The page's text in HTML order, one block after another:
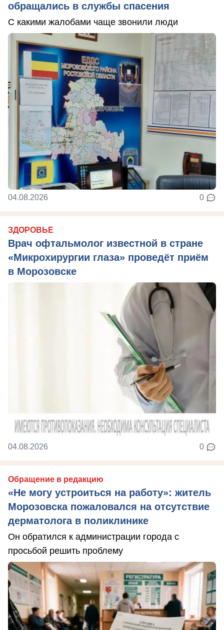
обращались в службы спасения
С какими жалобами чаще звонили люди
04.08.2026 0
ЗДОРОВЬЕ
Врач офтальмолог известной в стране
«Микрохирургии глаза» проведёт приём
в Морозовске
04.08.2026 0
Обращение в редакцию
«Не могу устроиться на работу»: житель
Морозовска пожаловался на отсутствие
дерматолога в поликлинике
Он обратился к администрации города с
просьбой решить проблему